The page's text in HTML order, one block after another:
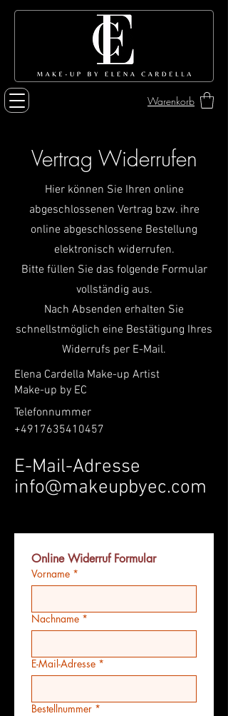
Warenkorb
Vertrag Widerrufen
Hier können Sie Ihren online
abgeschlossenen Vertrag bzw. ihre
online abgeschlossene Bestellung
elektronisch widerrufen.
Bitte füllen Sie das folgende Formular
vollständig aus.
Nach Absenden erhalten Sie
schnellstmöglich eine Bestätigung Ihres
Widerrufs per E-Mail.
Elena Cardella Make-up Artist
Make-up by EC
Telefonnummer
+4917635410457
E-Mail-Adresse
info@makeupbyec.com
Online Widerruf Formular
Vorname *
Nachname *
E-Mail-Adresse *
Bestellnummer *